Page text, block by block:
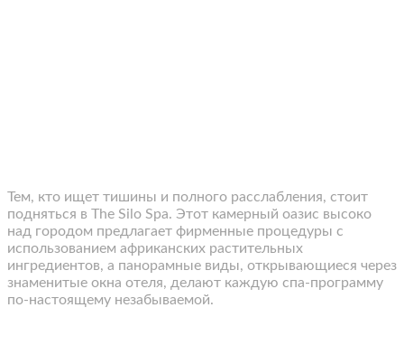
Тем, кто ищет тишины и полного расслабления, стоит
подняться в The Silo Spa. Этот камерный оазис высоко
над городом предлагает фирменные процедуры с
использованием африканских растительных
ингредиентов, а панорамные виды, открывающиеся через
знаменитые окна отеля, делают каждую спа-программу
по-настоящему незабываемой.